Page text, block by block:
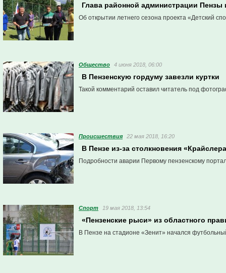
Глава районной администрации Пензы
Об открытии летнего сезона проекта «Детский
Общество 4 июня 2018, 06:00
В Пензенскую гордуму завезли куртки
Такой комментарий оставил читатель под
Проиcшествия 22 мая 2018, 16:20
В Пензе из-за столкновения
Подробности аварии Первому пензенскому
Спорт 19 мая 2018, 13:54
«Пензенские рыси» из областного
В Пензе на стадионе «Зенит» начался